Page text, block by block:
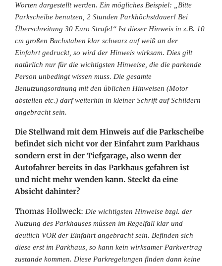
Worten dargestelltwerden. Ein mögliches Beispiel: „Bitte
Parkscheibe benutzen, 2 Stunden Parkhöchstdauer! Bei
Überschreitung 30 Euro Strafe!“ Ist dieser Hinweis in z.B. 10
cm großen Buchstaben klar schwarz auf weiß an der
Einfahrt gedruckt, so wird der Hinweis wirksam. Dies gilt
natürlich nur für die wichtigsten Hinweise, die die parkende
Person unbedingt wissen muss. Die gesamte
Benutzungsordnungmit den üblichen Hinweisen (Motor
abstellen etc.) darf weiterhin in kleiner Schrift auf Schildern
angebracht sein.
Die Stellwand mit dem Hinweis auf die Parkscheibe
befindet sich nicht vor der Einfahrt zum Parkhaus
sondern erst in der Tiefgarage, also wenn der
Autofahrer bereits in das Parkhaus gefahren ist
und nicht mehr wenden kann. Steckt da eine
Absicht dahinter?
Thomas Hollweck:Die wichtigsten Hinweise bzgl. der
Nutzung des Parkhauses müssen im Regelfall klar und
deutlich VOR der Einfahrt angebracht sein. Befinden sich
diese erst im Parkhaus, so kann kein wirksamer Parkvertrag
zustande kommen. Diese Parkregelungen finden dann keine